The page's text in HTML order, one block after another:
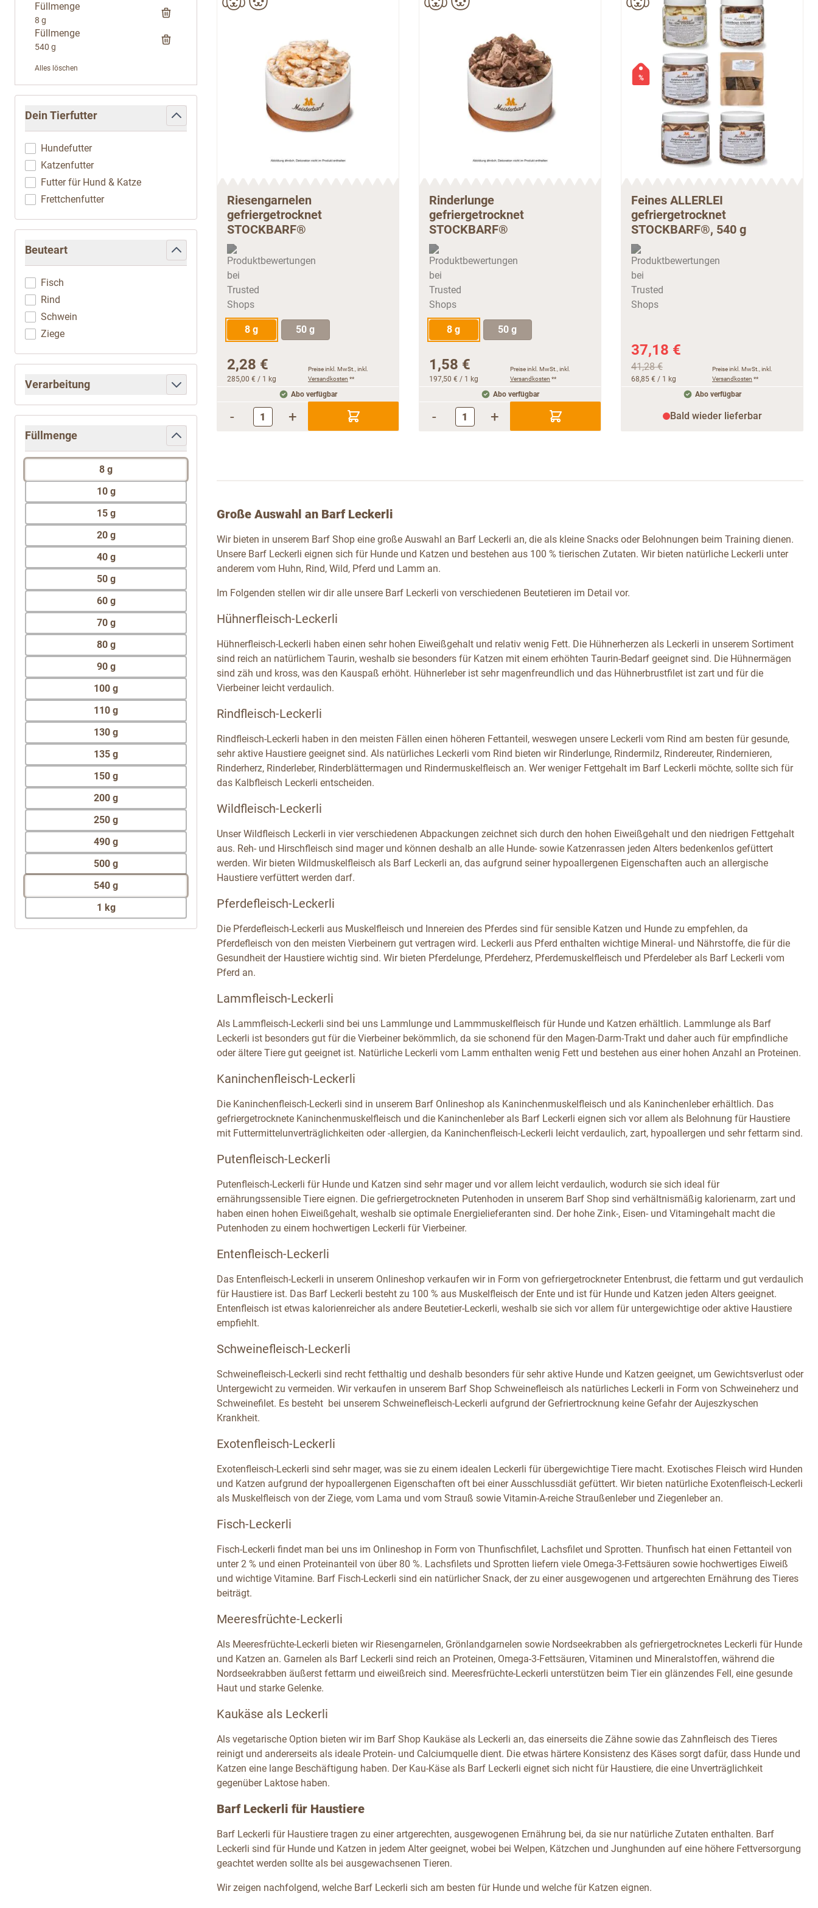
Füllmenge
8 g
Füllmenge
540 g
Alles löschen
Dein Tierfutter
filter
Hundefutter
Katzenfutter
Futter für Hund & Katze
Frettchenfutter
Beuteart
filter
Fisch
Rind
Schwein
Ziege
Verarbeitung
Füllmenge
filter
8 g
10 g
15 g
20 g
40 g
50 g
60 g
70 g
80 g
90 g
100 g
110 g
130 g
135 g
150 g
200 g
250 g
490 g
500 g
540 g
1 kg
Riesengarnelen
gefriergetrocknet
STOCKBARF®
8 g 50 g
2,28 €
285,00 € / 1 kg
Preise inkl. MwSt., inkl.
Versandkosten **
Abo verfügbar
- +
Rinderlunge
gefriergetrocknet
STOCKBARF®
8 g 50 g
1,58 €
197,50 € / 1 kg
Preise inkl. MwSt., inkl.
Versandkosten **
Abo verfügbar
- +
%
Feines ALLERLEI
gefriergetrocknet
STOCKBARF®, 540 g
37,18 €
41,28 €
68,85 € / 1 kg
Preise inkl. MwSt., inkl.
Versandkosten **
Abo verfügbar
Bald wieder lieferbar
Große Auswahl an Barf Leckerli
Wir bieten in unserem Barf Shop eine große Auswahl an Barf Leckerli an, die als kleine Snacks oder Belohnungen beim Training dienen.
Unsere Barf Leckerli eignen sich für Hunde und Katzen und bestehen aus 100 % tierischen Zutaten. Wir bieten natürliche Leckerli unter
anderem vom Huhn, Rind, Wild, Pferd und Lamm an.
Im Folgenden stellen wir dir alle unsere Barf Leckerli von verschiedenen Beutetieren im Detail vor.
Hühnerfleisch-Leckerli
Hühnerfleisch-Leckerli haben einen sehr hohen Eiweißgehalt und relativ wenig Fett. Die Hühnerherzen als Leckerli in unserem Sortiment
sind reich an natürlichem Taurin, weshalb sie besonders für Katzen mit einem erhöhten Taurin-Bedarf geeignet sind. Die Hühnermägen
sind zäh und kross, was den Kauspaß erhöht. Hühnerleber ist sehr magenfreundlich und das Hühnerbrustfilet ist zart und für die
Vierbeiner leicht verdaulich.
Rindfleisch-Leckerli
Rindfleisch-Leckerli haben in den meisten Fällen einen höheren Fettanteil, weswegen unsere Leckerli vom Rind am besten für gesunde,
sehr aktive Haustiere geeignet sind. Als natürliches Leckerli vom Rind bieten wir Rinderlunge, Rindermilz, Rindereuter, Rindernieren,
Rinderherz, Rinderleber, Rinderblättermagen und Rindermuskelfleisch an. Wer weniger Fettgehalt im Barf Leckerli möchte, sollte sich für
das Kalbfleisch Leckerli entscheiden.
Wildfleisch-Leckerli
Unser Wildfleisch Leckerli in vier verschiedenen Abpackungen zeichnet sich durch den hohen Eiweißgehalt und den niedrigen Fettgehalt
aus. Reh- und Hirschfleisch sind mager und können deshalb an alle Hunde- sowie Katzenrassen jeden Alters bedenkenlos gefüttert
werden. Wir bieten Wildmuskelfleisch als Barf Leckerli an, das aufgrund seiner hypoallergenen Eigenschaften auch an allergische
Haustiere verfüttert werden darf.
Pferdefleisch-Leckerli
Die Pferdefleisch-Leckerli aus Muskelfleisch und Innereien des Pferdes sind für sensible Katzen und Hunde zu empfehlen, da
Pferdefleisch von den meisten Vierbeinern gut vertragen wird. Leckerli aus Pferd enthalten wichtige Mineral- und Nährstoffe, die für die
Gesundheit der Haustiere wichtig sind. Wir bieten Pferdelunge, Pferdeherz, Pferdemuskelfleisch und Pferdeleber als Barf Leckerli vom
Pferd an.
Lammfleisch-Leckerli
Als Lammfleisch-Leckerli sind bei uns Lammlunge und Lammmuskelfleisch für Hunde und Katzen erhältlich. Lammlunge als Barf
Leckerli ist besonders gut für die Vierbeiner bekömmlich, da sie schonend für den Magen-Darm-Trakt und daher auch für empfindliche
oder ältere Tiere gut geeignet ist. Natürliche Leckerli vom Lamm enthalten wenig Fett und bestehen aus einer hohen Anzahl an Proteinen.
Kaninchenfleisch-Leckerli
Die Kaninchenfleisch-Leckerli sind in unserem Barf Onlineshop als Kaninchenmuskelfleisch und als Kaninchenleber erhältlich. Das
gefriergetrocknete Kaninchenmuskelfleisch und die Kaninchenleber als Barf Leckerli eignen sich vor allem als Belohnung für Haustiere
mit Futtermittelunverträglichkeiten oder -allergien, da Kaninchenfleisch-Leckerli leicht verdaulich, zart, hypoallergen und sehr fettarm sind.
Putenfleisch-Leckerli
Putenfleisch-Leckerli für Hunde und Katzen sind sehr mager und vor allem leicht verdaulich, wodurch sie sich ideal für
ernährungssensible Tiere eignen. Die gefriergetrockneten Putenhoden in unserem Barf Shop sind verhältnismäßig kalorienarm, zart und
haben einen hohen Eiweißgehalt, weshalb sie optimale Energielieferanten sind. Der hohe Zink-, Eisen- und Vitamingehalt macht die
Putenhoden zu einem hochwertigen Leckerli für Vierbeiner.
Entenfleisch-Leckerli
Das Entenfleisch-Leckerli in unserem Onlineshop verkaufen wir in Form von gefriergetrockneter Entenbrust, die fettarm und gut verdaulich
für Haustiere ist. Das Barf Leckerli besteht zu 100 % aus Muskelfleisch der Ente und ist für Hunde und Katzen jeden Alters geeignet.
Entenfleisch ist etwas kalorienreicher als andere Beutetier-Leckerli, weshalb sie sich vor allem für untergewichtige oder aktive Haustiere
empfiehlt.
Schweinefleisch-Leckerli
Schweinefleisch-Leckerli sind recht fetthaltig und deshalb besonders für sehr aktive Hunde und Katzen geeignet, um Gewichtsverlust oder
Untergewicht zu vermeiden. Wir verkaufen in unserem Barf Shop Schweinefleisch als natürliches Leckerli in Form von Schweineherz und
Schweinefilet. Es besteht bei unserem Schweinefleisch-Leckerli aufgrund der Gefriertrocknung keine Gefahr der Aujeszkyschen
Krankheit.
Exotenfleisch-Leckerli
Exotenfleisch-Leckerli sind sehr mager, was sie zu einem idealen Leckerli für übergewichtige Tiere macht. Exotisches Fleisch wird Hunden
und Katzen aufgrund der hypoallergenen Eigenschaften oft bei einer Ausschlussdiät gefüttert. Wir bieten natürliche Exotenfleisch-Leckerli
als Muskelfleisch von der Ziege, vom Lama und vom Strauß sowie Vitamin-A-reiche Straußenleber und Ziegenleber an.
Fisch-Leckerli
Fisch-Leckerli findet man bei uns im Onlineshop in Form von Thunfischfilet, Lachsfilet und Sprotten. Thunfisch hat einen Fettanteil von
unter 2 % und einen Proteinanteil von über 80 %. Lachsfilets und Sprotten liefern viele Omega-3-Fettsäuren sowie hochwertiges Eiweiß
und wichtige Vitamine. Barf Fisch-Leckerli sind ein natürlicher Snack, der zu einer ausgewogenen und artgerechten Ernährung des Tieres
beiträgt.
Meeresfrüchte-Leckerli
Als Meeresfrüchte-Leckerli bieten wir Riesengarnelen, Grönlandgarnelen sowie Nordseekrabben als gefriergetrocknetes Leckerli für Hunde
und Katzen an. Garnelen als Barf Leckerli sind reich an Proteinen, Omega-3-Fettsäuren, Vitaminen und Mineralstoffen, während die
Nordseekrabben äußerst fettarm und eiweißreich sind. Meeresfrüchte-Leckerli unterstützen beim Tier ein glänzendes Fell, eine gesunde
Haut und starke Gelenke.
Kaukäse als Leckerli
Als vegetarische Option bieten wir im Barf Shop Kaukäse als Leckerli an, das einerseits die Zähne sowie das Zahnfleisch des Tieres
reinigt und andererseits als ideale Protein- und Calciumquelle dient. Die etwas härtere Konsistenz des Käses sorgt dafür, dass Hunde und
Katzen eine lange Beschäftigung haben. Der Kau-Käse als Barf Leckerli eignet sich nicht für Haustiere, die eine Unverträglichkeit
gegenüber Laktose haben.
Barf Leckerli für Haustiere
Barf Leckerli für Haustiere tragen zu einer artgerechten, ausgewogenen Ernährung bei, da sie nur natürliche Zutaten enthalten. Barf
Leckerli sind für Hunde und Katzen in jedem Alter geeignet, wobei bei Welpen, Kätzchen und Junghunden auf eine höhere Fettversorgung
geachtet werden sollte als bei ausgewachsenen Tieren.
Wir zeigen nachfolgend, welche Barf Leckerli sich am besten für Hunde und welche für Katzen eignen.